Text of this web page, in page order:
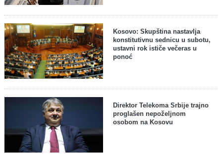
Kosovo: Skupština nastavlja
konstitutivnu sednicu u subotu,
ustavni rok ističe večeras u
ponoć
Direktor Telekoma Srbije trajno
proglašen nepoželjnom
osobom na Kosovu